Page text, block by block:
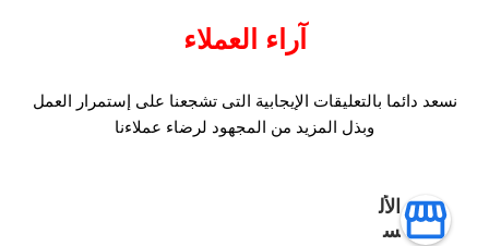
آراء العملاء
نسعد دائما بالتعليقات الإيجابية التى تشجعنا على إستمرار العمل
وبذل المزيد من المجهود لرضاء عملاءنا
الأل
س